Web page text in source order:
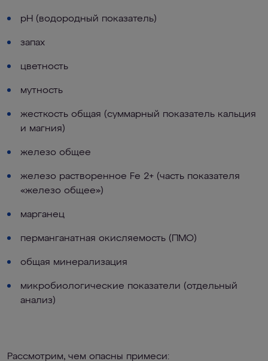
рН (водородный показатель)
запах
цветность
мутность
жесткость общая (суммарный показатель кальция
и магния)
железо общее
железо растворенное Fe 2+ (часть показателя
«железо общее»)
марганец
перманганатная окисляемость (ПМО)
общая минерализация
микробиологические показатели (отдельный
анализ)
Рассмотрим, чем опасны примеси: